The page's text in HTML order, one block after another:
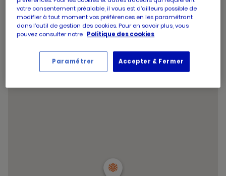
d'aujourd'hui
d'ouverture
d'aujourd'hui
Horaires
d'ouverture
d'aujourd'hui
Jeudi 09:00-20:30
Horaires
d'ouverture
d'aujourd'hui
Vendredi 09:00 -20:30
Horaires
d'aujourd'hui
Samedi 09:00
d'ouverture
d'aujourd'hui
Horaires
d'ouverture
Samedi 09:00-20:30
Voir tous les horaires
horaires
votre consentement préalable, il vous est d’ailleurs possible de
modifier à tout moment vos préférences en les paramétrant
dans l’outil de gestion des cookies. Pour en savoir plus, vous
pouvez consulter notre Politique des cookies
Accepter & Fermer
Paramétrer